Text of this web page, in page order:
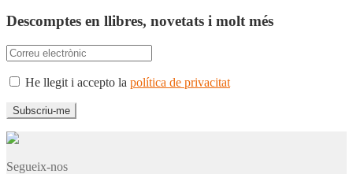
Descomptes en llibres, novetats i molt més
He llegit i accepto la política de privacitat
Segueix-nos